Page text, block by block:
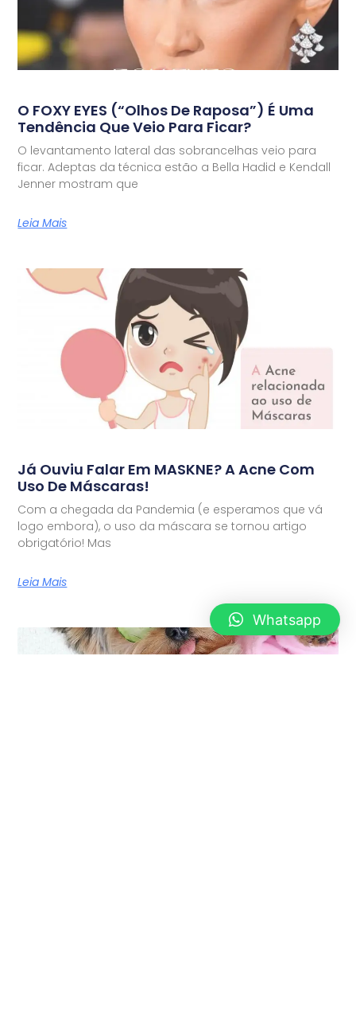
O FOXY EYES (“olhos De Raposa”) É Uma
Tendência Que Veio Para Ficar?
O levantamento lateral das sobrancelhas veio para
ficar. Adeptas da técnica estão a Bella Hadid e Kendall
Jenner mostram que
Leia Mais
Já Ouviu Falar Em MASKNE? A Acne Com
Uso De Máscaras!
Com a chegada da Pandemia (e esperamos que vá
logo embora), o uso da máscara se tornou artigo
obrigatório! Mas
Leia Mais
Whatsapp